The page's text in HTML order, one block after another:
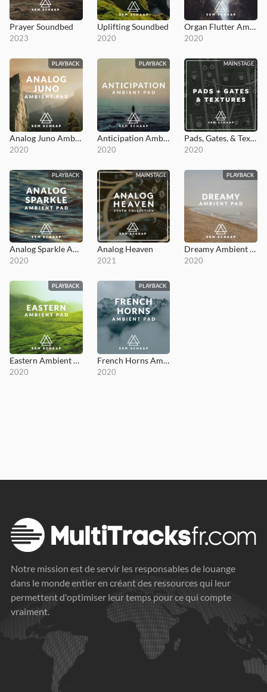
Prayer Soundbed
2023
Uplifting Soundbed
2020
Organ Flutter Ambient Pad
2020
PLAYBACK
Analog Juno Ambient Pad
2020
PLAYBACK
Anticipation Ambient Pad
2020
MAINSTAGE
Pads, Gates, & Textures
2020
PLAYBACK
Analog Sparkle Ambient Pad
2020
MAINSTAGE
Analog Heaven
2021
PLAYBACK
Dreamy Ambient Pad
2020
PLAYBACK
Eastern Ambient Pad
2020
PLAYBACK
French Horns Ambient Pad
2020
Notre mission est de servir les responsables de louange
dans le monde entier en créant des ressources qui leur
permettent d'optimiser leur temps pour ce qui compte
vraiment.